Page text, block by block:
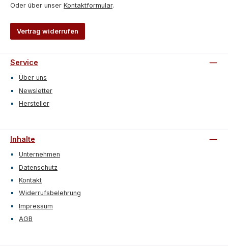
Oder über unser Kontaktformular.
Vertrag widerrufen
Service
Über uns
Newsletter
Hersteller
Inhalte
Unternehmen
Datenschutz
Kontakt
Widerrufsbelehrung
Impressum
AGB